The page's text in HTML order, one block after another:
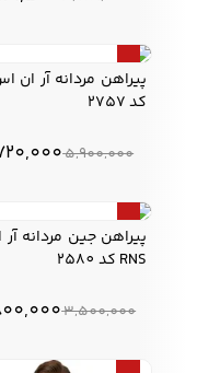
20%
کد 2757
5,900,000
20%
پیراهن جین مردانه
RNS کد 2580
3,500,000